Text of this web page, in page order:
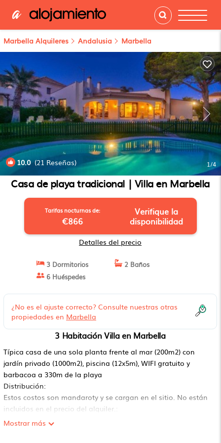
Marbella Alquileres Andalusia Marbella
10.0(21 Reseñas) 1/4
Casa de playa tradicional | Villa en Marbella
Tarifas nocturnas de:
€866
Verifique la
disponibilidad
Detalles del precio
3 Dormitorios
2 Baños
6 Huéspedes
¿No es el ajuste correcto? Consulte nuestras otras
propiedades en Marbella
3 Habitación Villa en Marbella
Típica casa de una sola planta frente al mar (200m2) con
jardín privado (1000m2), piscina (12x5m), WIFI gratuito y
barbacoa a 330m de la playa
Distribución:
Estos costos son mandaroty y se cargan en el sitio. No están
incluidos en el precio del alquiler.:
Mascotas; No se permite
Mostrar más